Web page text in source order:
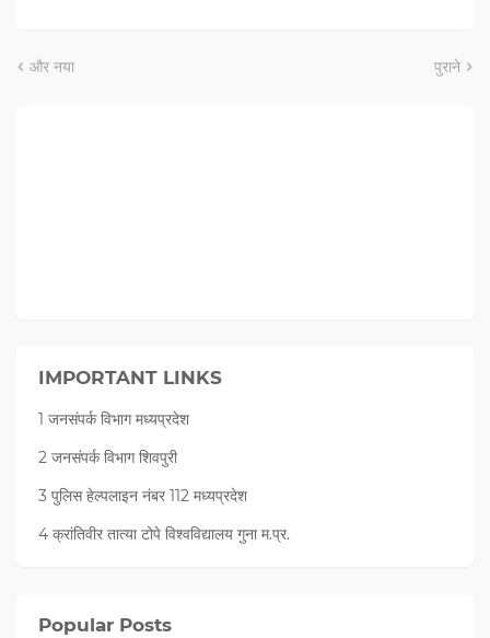
और नया पुराने
IMPORTANT LINKS
1 जनसंपर्क विभाग मध्यप्रदेश
2 जनसंपर्क विभाग शिवपुरी
3 पुलिस हेल्पलाइन नंबर 112 मध्‍यप्रदेश
4 क्रांतिवीर तात्या टोपे विश्वविद्यालय गुना म.प्र.
Popular Posts